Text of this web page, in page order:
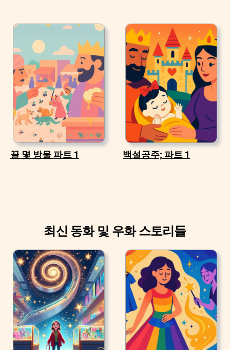
꿀 몇 방울 파트 1 백설공주; 파트 1
최신 동화 및 우화 스토리들